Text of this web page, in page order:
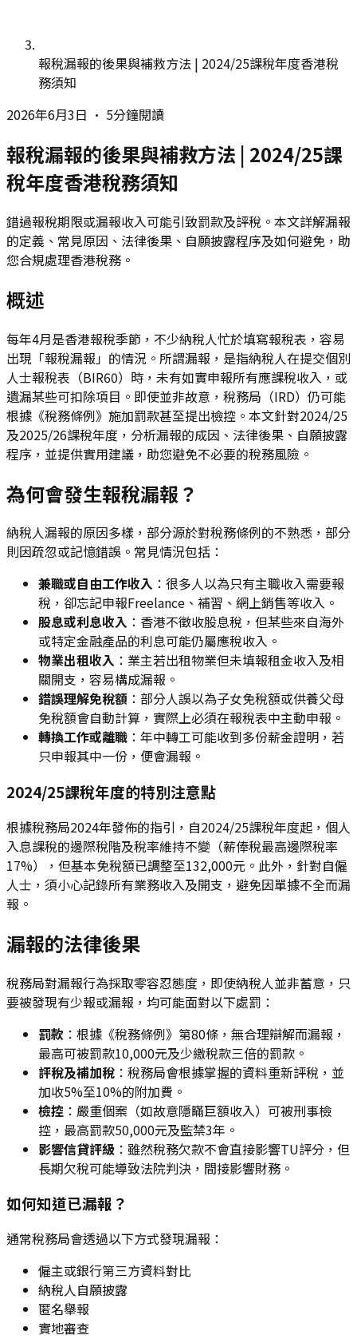
報稅漏報的後果與補救方法 | 2024/25課稅年度香港稅
務須知
2026年6月3日 • 5分鐘閱讀
報稅漏報的後果與補救方法 | 2024/25課
稅年度香港稅務須知
錯過報稅期限或漏報收入可能引致罰款及評稅。本文詳解漏報
的定義、常見原因、法律後果、自願披露程序及如何避免，助
您合規處理香港稅務。
概述
每年4月是香港報稅季節，不少納稅人忙於填寫報稅表，容易
出現「報稅漏報」的情況。所謂漏報，是指納稅人在提交個別
人士報稅表（BIR60）時，未有如實申報所有應課稅收入，或
遺漏某些可扣除項目。即使並非故意，稅務局（IRD）仍可能
根據《稅務條例》施加罰款甚至提出檢控。本文針對2024/25
及2025/26課稅年度，分析漏報的成因、法律後果、自願披露
程序，並提供實用建議，助您避免不必要的稅務風險。
為何會發生報稅漏報？
納稅人漏報的原因多樣，部分源於對稅務條例的不熟悉，部分
則因疏忽或記憶錯誤。常見情況包括：
兼職或自由工作收入 ：很多人以為只有主職收入需要報
稅，卻忘記申報Freelance、補習、網上銷售等收入。
股息或利息收入 ：香港不徵收股息稅，但某些來自海外
或特定金融產品的利息可能仍屬應稅收入。
物業出租收入 ：業主若出租物業但未填報租金收入及相
關開支，容易構成漏報。
錯誤理解免稅額 ：部分人誤以為子女免稅額或供養父母
免稅額會自動計算，實際上必須在報稅表中主動申報。
轉換工作或離職 ：年中轉工可能收到多份薪金證明，若
只申報其中一份，便會漏報。
2024/25課稅年度的特別注意點
根據稅務局2024年發佈的指引，自2024/25課稅年度起，個人
入息課稅的邊際稅階及稅率維持不變（薪俸稅最高邊際稅率
17%），但基本免稅額已調整至132,000元。此外，針對自僱
人士，須小心記錄所有業務收入及開支，避免因單據不全而漏
報。
漏報的法律後果
稅務局對漏報行為採取零容忍態度，即使納稅人並非蓄意，只
要被發現有少報或漏報，均可能面對以下處罰：
罰款 ：根據《稅務條例》第80條，無合理辯解而漏報，
最高可被罰款10,000元及少繳稅款三倍的罰款。
評稅及補加稅 ：稅務局會根據掌握的資料重新評稅，並
加收5%至10%的附加費。
檢控 ：嚴重個案（如故意隱瞞巨額收入）可被刑事檢
控，最高罰款50,000元及監禁3年。
影響信貸評級 ：雖然稅務欠款不會直接影響TU評分，但
長期欠稅可能導致法院判決，間接影響財務。
如何知道已漏報？
通常稅務局會透過以下方式發現漏報：
僱主或銀行第三方資料對比
納稅人自願披露
匿名舉報
實地審查